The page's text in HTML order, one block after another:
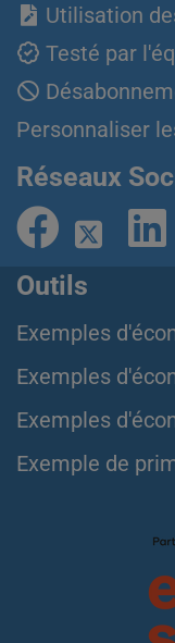
Utilisation
Testé par
Personnaliser
Réseaux
Outils
Exemples
Exemples
Exemples
Exemple de